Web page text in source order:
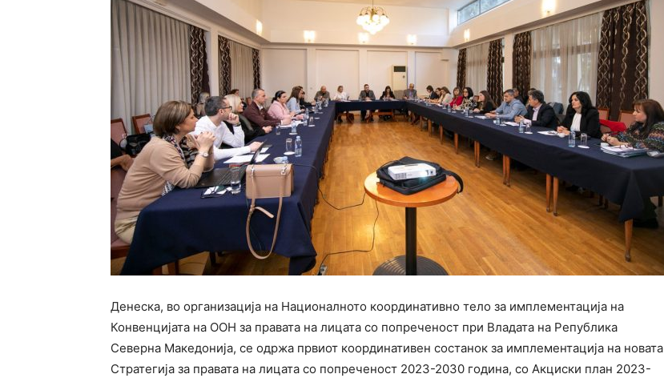
Денеска, во организација на Националното координативно тело за имплементација на
Конвенцијата на ООН за правата на лицата со попреченост при Владата на Република
Северна Македонија, се одржа првиот координативен состанок за имплементација на новата
Стратегија за правата на лицата со попреченост 2023-2030 година, со Акциски план 2023-